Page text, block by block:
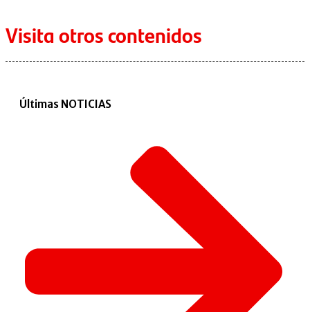
Visita otros contenidos
Últimas NOTICIAS